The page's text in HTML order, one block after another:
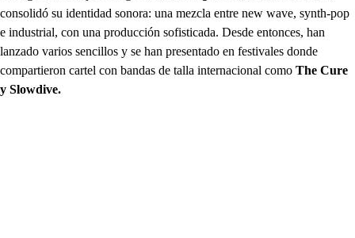
consolidó su identidad sonora: una mezcla entre new wave, synth-pop
e industrial, con una producción sofisticada. Desde entonces, han
lanzado varios sencillos y se han presentado en festivales donde
compartieron cartel con bandas de talla internacional como The Cure
y Slowdive.